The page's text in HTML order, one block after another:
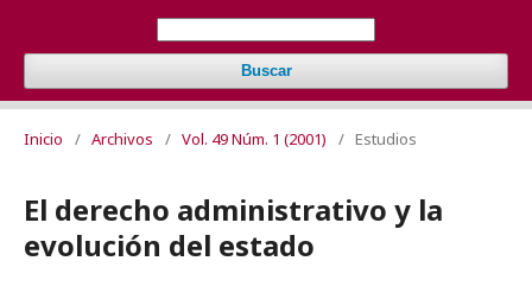
Buscar
Inicio / Archivos / Vol. 49 Núm. 1 (2001) / Estudios
El derecho administrativo y la
evolución del estado